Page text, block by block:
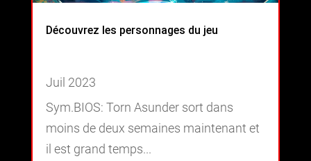
Découvrez les personnages du jeu
Juil 2023
Sym.BIOS: Torn Asunder sort dans
moins de deux semaines maintenant et
il est grand temps...